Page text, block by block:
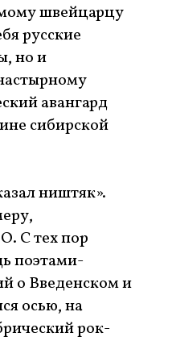
швейцарцу
русские
но и
авангард
сибирской
ништяк».
С тех пор
поэтами-
о Введенском и
осью, на
рок-